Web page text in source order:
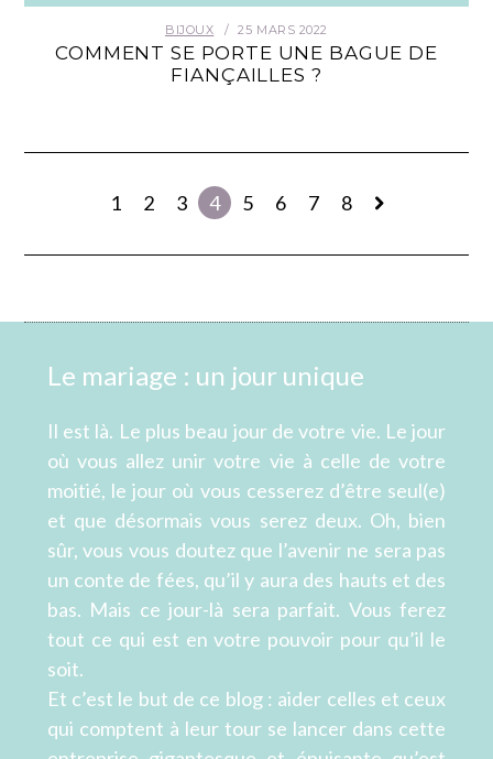
BIJOUX 25 MARS 2022
COMMENT SE PORTE UNE BAGUE DE
FIANÇAILLES ?
1 2 3 4 5 6 7 8
Le mariage : un jour unique
Il est là. Le plus beau jour de votre vie. Le jour
où vous allez unir votre vie à celle de votre
moitié, le jour où vous cesserez d’être seul(e)
et que désormais vous serez deux. Oh, bien
sûr, vous vous doutez que l’avenir ne sera pas
un conte de fées, qu’il y aura des hauts et des
bas. Mais ce jour-là sera parfait. Vous ferez
tout ce qui est en votre pouvoir pour qu’il le
soit.
Et c’est le but de ce blog : aider celles et ceux
qui comptent à leur tour se lancer dans cette